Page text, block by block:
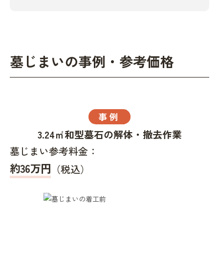
墓じまいの事例・参考価格
事例
3.24㎡和型墓石の解体・撤去作業
墓じまい参考料金：
約36万円 （税込）